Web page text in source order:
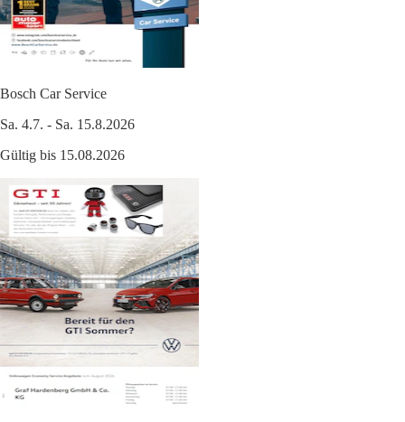
Bosch Car Service
Sa. 4.7. - Sa. 15.8.2026
Gültig bis 15.08.2026